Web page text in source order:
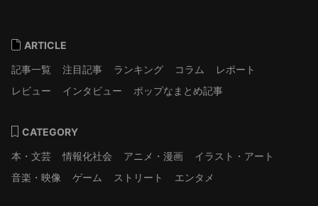
ARTICLE
記事一覧
注目記事 ランキング コラム
レポート
レビュー
インタビュー ポップなまとめ記事
CATEGORY
本・文芸
情報化社会 アニメ・漫画
イラスト・アート
音楽・映像
ゲーム ストリート エンタメ